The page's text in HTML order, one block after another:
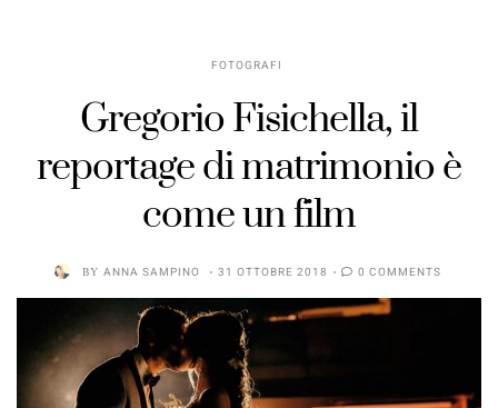
FOTOGRAFI
Gregorio Fisichella, il
reportage di matrimonio è
come un film
BY ANNA SAMPINO 31 OTTOBRE 2018 0 COMMENTS